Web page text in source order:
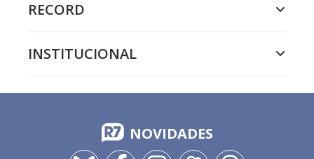
RECORD
INSTITUCIONAL
NOVIDADES